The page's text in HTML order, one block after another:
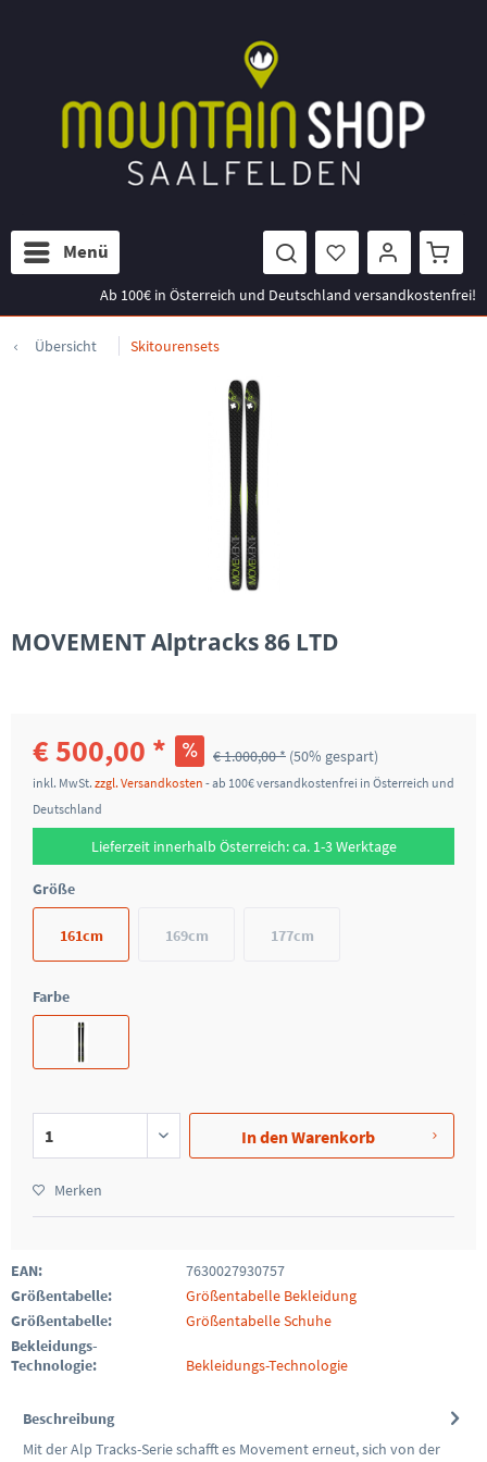
Menü
Ab 100€ in Österreich und Deutschland versandkostenfrei!
Übersicht Skitourensets
MOVEMENT Alptracks 86 LTD
€ 500,00 * € 1.000,00 * (50% gespart)
inkl. MwSt. zzgl. Versandkosten - ab 100€ versandkostenfrei in Österreich und
Deutschland
Lieferzeit innerhalb Österreich: ca. 1-3 Werktage
Größe
161cm 169cm 177cm
Farbe
In denWarenkorb
Merken
EAN:
7630027930757
Größentabelle:
Größentabelle Bekleidung
Größentabelle:
Größentabelle Schuhe
Bekleidungs-
Technologie:
Bekleidungs-Technologie
Beschreibung
Mit der Alp Tracks-Serie schafft es Movement erneut, sich von der